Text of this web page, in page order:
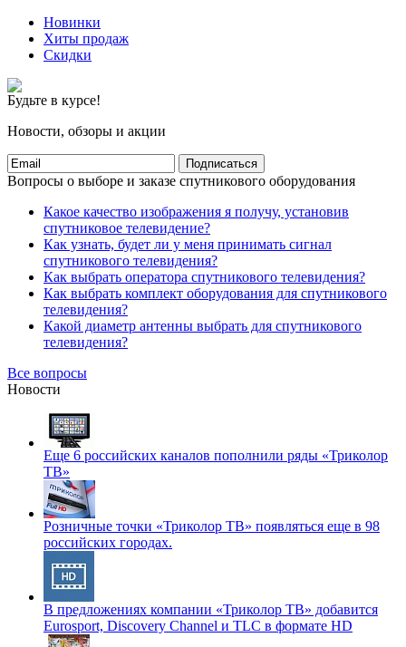
Новинки
Хиты продаж
Скидки
Будьте в курсе!
Новости, обзоры и акции
Подписаться
Вопросы о выборе и заказе спутникового оборудования
Какое качество изображения я получу, установив
спутниковое телевидение?
Как узнать, будет ли у меня принимать сигнал
спутникового телевидения?
Как выбрать оператора спутникового телевидения?
Как выбрать комплект оборудования для спутникового
телевидения?
Какой диаметр антенны выбрать для спутникового
телевидения?
Все вопросы
Новости
Еще 6 российских каналов пополнили ряды «Триколор
ТВ»
Розничные точки «Триколор ТВ» появляться еще в 98
российских городах.
В предложениях компании «Триколор ТВ» добавится
Eurosport, Discovery Channel и TLC в формате HD